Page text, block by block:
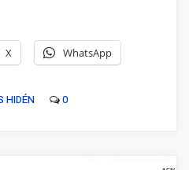
X WhatsApp
HIDÉN 0